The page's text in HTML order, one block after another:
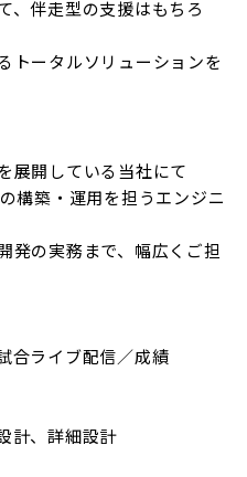
、伴走型の支援はもちろ
トータルソリューションを
展開している当社にて
構築・運用を担うエンジニ
発の実務まで、幅広くご担
合ライブ配信／成績
計、詳細設計